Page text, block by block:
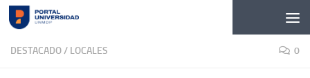
Skip to content
DESTACADO/ LOCALES 0